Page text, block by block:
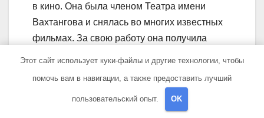
в кино. Она была членом Театра имени
Вахтангова и снялась во многих известных
фильмах. За свою работу она получила
Заслуженную артистку РФ.
Этот сайт использует куки-файлы и другие технологии, чтобы
помочь вам в навигации, а также предоставить лучший
пользовательский опыт. OK